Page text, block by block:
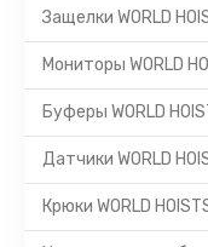
Защелки WORLD
Мониторы WORLD
Буферы WORLD
Датчики WORLD
Крюки WORLD